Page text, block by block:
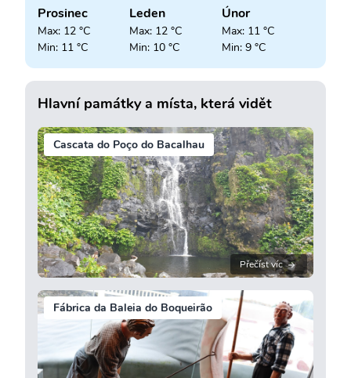
Prosinec
Max: 12 °C
Min: 11 °C
Leden
Max: 12 °C
Min: 10 °C
Únor
Max: 11 °C
Min: 9 °C
Hlavní památky a místa, která vidět
Cascata do Poço do Bacalhau
Přečíst víc
Fábrica da Baleia do Boqueirão